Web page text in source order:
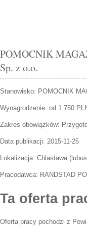
POMOCNIK
Sp. z o.o.
Stanowisko: POMOCNIK
Wynagrodzenie: od 1 750
Zakres obowiązków:
Data publikacji: 2015-11-25
Lokalizacja: Chlastawa(
Pracodawca: RANDSTAD
Ta oferta
Oferta pracy pochodzi z